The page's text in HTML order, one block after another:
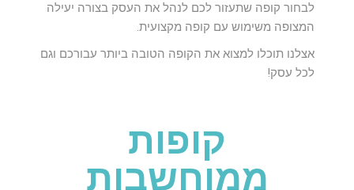
לבחור קופה שתעזור לכם לנהל את העסק בצורה יעילה
המצופה משימוש עם קופה מקצועית.
אצלנו תוכלו למצוא את הקופה הטובה ביותר עבורכם וגם
לכל עסק!
קופות
ממוחשבות